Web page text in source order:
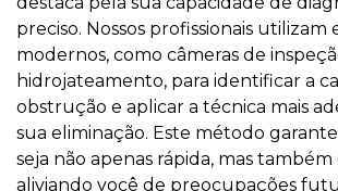
preciso. Nossos profissionais
modernos, como câmeras de
hidrojateamento, para identificar a
obstrução e aplicar a técnica mais
sua eliminação. Este método
seja não apenas rápida, mas
aliviando você de preocupações